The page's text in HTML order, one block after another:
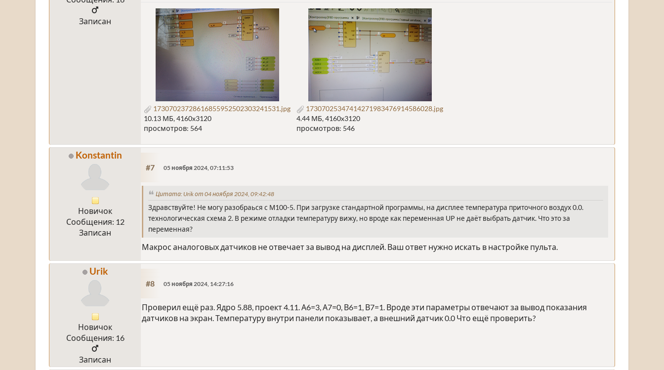
Записан
17307023728616855952502303241531.jpg
10.13 МБ, 4160x3120
просмотров: 564
17307025347414271983476914586028.jpg
4.44 МБ, 4160x3120
просмотров: 546
Konstantin
Новичок
Сообщения: 12
Записан
#7 05 ноября 2024, 07:11:53
Цитата: Urik от 04 ноября 2024, 09:42:48
Здравствуйте! Не могу разобраься с М100-5. При загрузке стандартной программы, на дисплее температура приточного воздух 0.0.
технологическая схема 2. В режиме отладки температуру вижу, но вроде как переменная UP не даёт выбрать датчик. Что это за
переменная?
Макрос аналоговых датчиков не отвечает за вывод на дисплей. Ваш ответ нужно искать в настройке пульта.
Urik
Новичок
Сообщения: 16
Записан
#8 05 ноября 2024, 14:27:16
Проверил ещё раз. Ядро 5.88, проект 4.11. А6=3, А7=0, В6=1, В7=1. Вроде эти параметры отвечают за вывод показания
датчиков на экран. Температуру внутри панели показывает, а внешний датчик 0.0 Что ещё проверить?